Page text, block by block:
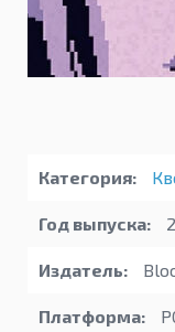
Категория:
Год выпуска:
Издатель:
Платформа: